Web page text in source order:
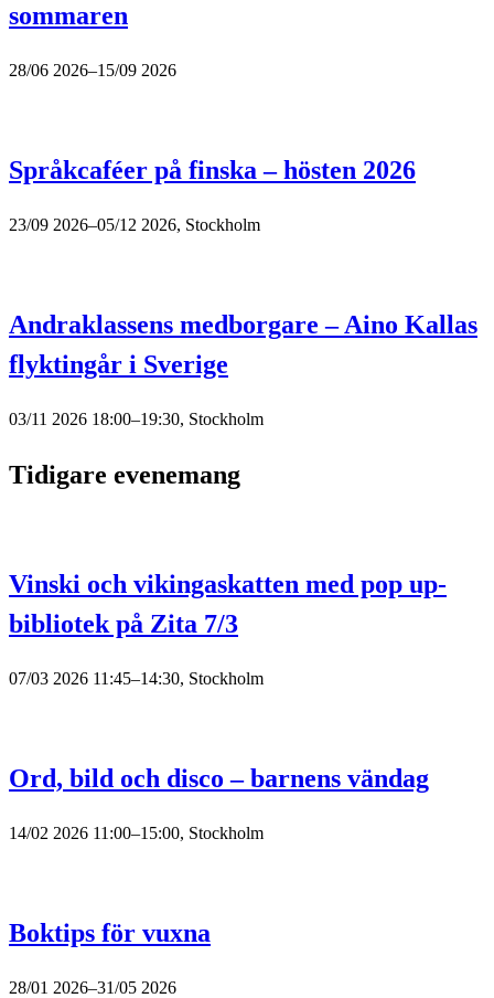
sommaren
28/06 2026–15/09 2026
Språkcaféer på finska – hösten 2026
23/09 2026–05/12 2026, Stockholm
Andraklassens medborgare – Aino Kallas
flyktingår i Sverige
03/11 2026 18:00–19:30, Stockholm
Tidigare evenemang
Vinski och vikingaskatten med pop up-
bibliotek på Zita 7/3
07/03 2026 11:45–14:30, Stockholm
Ord, bild och disco – barnens vändag
14/02 2026 11:00–15:00, Stockholm
Boktips för vuxna
28/01 2026–31/05 2026